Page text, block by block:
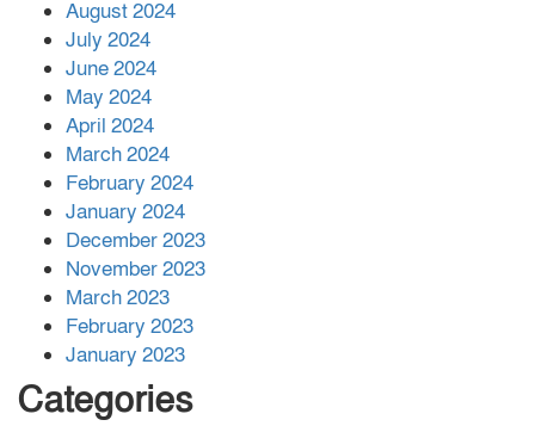
August 2024
July 2024
June 2024
May 2024
April 2024
March 2024
February 2024
January 2024
December 2023
November 2023
March 2023
February 2023
January 2023
Categories